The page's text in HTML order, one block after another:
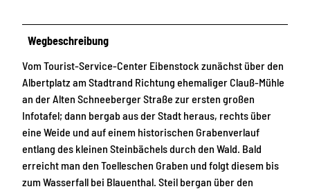
Wegbeschreibung
Vom Tourist-Service-Center Eibenstock zunächst über den
Albertplatz am Stadtrand Richtung ehemaliger Clauß-Mühle
an der Alten Schneeberger Straße zur ersten großen
Infotafel; dann bergab aus der Stadt heraus, rechts über
eine Weide und auf einem historischen Grabenverlauf
entlang des kleinen Steinbächels durch den Wald. Bald
erreicht man den Toelleschen Graben und folgt diesem bis
zum Wasserfall bei Blauenthal. Steil bergan über den